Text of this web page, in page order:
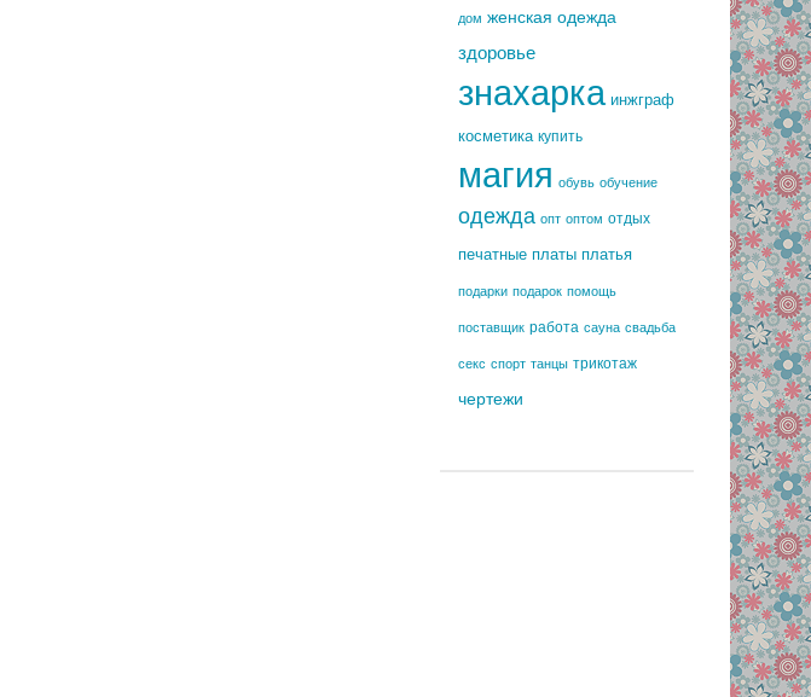
дом женская одежда
здоровье
знахарка инжграф
косметика купить
магия обувь обучение
одежда опт оптом отдых
печатные платы платья
подарки подарок помощь
поставщик работа сауна свадьба
секс спорт танцы трикотаж
чертежи